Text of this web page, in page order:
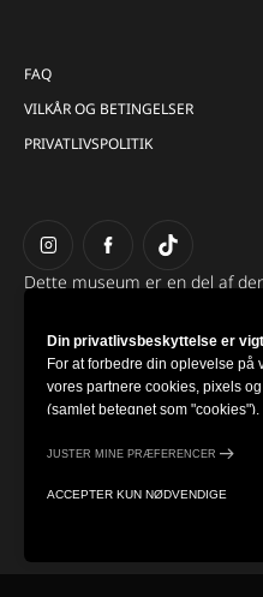
FAQ
VILKÅR OG BETINGELSER
PRIVATLIVSPOLITIK
Dette museum er en del af
Din privatlivsbeskyttelse er
For at forbedre din oplevelse på
vores partnere cookies, pixels
(samlet betegnet som
indsamler oplysninger om din
og skærmoptagelser) med
analysere brugsmønstre og til
ACCEPTER KUN NØDVENDIGE
JUSTER MINE PRÆFERENCER